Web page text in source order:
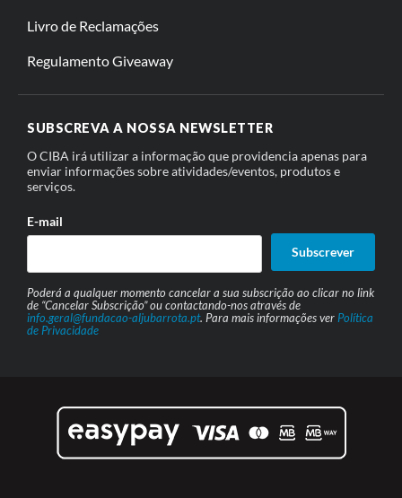
Livro de Reclamações
Regulamento Giveaway
SUBSCREVA A NOSSA NEWSLETTER
O CIBA irá utilizar a informação que providencia apenas para
enviar informações sobre atividades/eventos, produtos e
serviços.
E-mail
Subscrever
Poderá a qualquer momento cancelar a sua subscrição ao clicar no link
de “Cancelar Subscrição” ou contactando-nos através de
info.geral@fundacao-aljubarrota.pt. Para mais informações ver Política
de Privacidade